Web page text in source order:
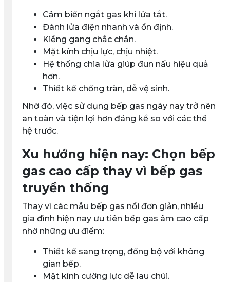
Cảm biến ngắt gas khi lửa tắt.
Đánh lửa điện nhanh và ổn định.
Kiềng gang chắc chắn.
Mặt kính chịu lực, chịu nhiệt.
Hệ thống chia lửa giúp đun nấu hiệu quả
hơn.
Thiết kế chống tràn, dễ vệ sinh.
Nhờ đó, việc sử dụng bếp gas ngày nay trở nên
an toàn và tiện lợi hơn đáng kể so với các thế
hệ trước.
Xu hướng hiện nay: Chọn bếp
gas cao cấp thay vì bếp gas
truyền thống
Thay vì các mẫu bếp gas nổi đơn giản, nhiều
gia đình hiện nay ưu tiên bếp gas âm cao cấp
nhờ những ưu điểm:
Thiết kế sang trọng, đồng bộ với không
gian bếp.
Mặt kính cường lực dễ lau chùi.